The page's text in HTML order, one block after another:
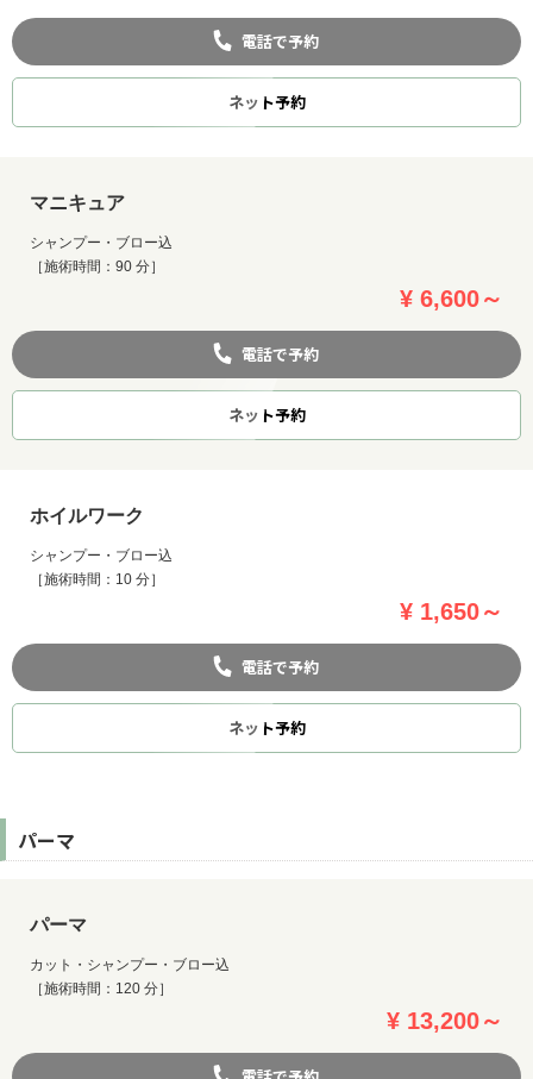
電話で予約
ネット予約
マニキュア
シャンプー・ブロー込
［施術時間：90 分］
¥ 6,600～
電話で予約
ネット予約
ホイルワーク
シャンプー・ブロー込
［施術時間：10 分］
¥ 1,650～
電話で予約
ネット予約
パーマ
パーマ
カット・シャンプー・ブロー込
［施術時間：120 分］
¥ 13,200～